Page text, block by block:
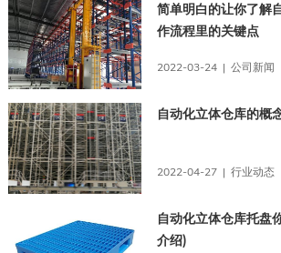
简单明白的让你了解
作流程里的关键点
2022-03-24 | 公司新闻
自动化立体仓库的概
2022-04-27 | 行业动态
自动化立体仓库托盘
介绍)